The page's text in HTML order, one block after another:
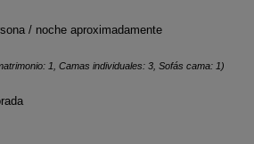
/ noche aproximadamente
1, Camas individuales: 3, Sofás cama: 1)